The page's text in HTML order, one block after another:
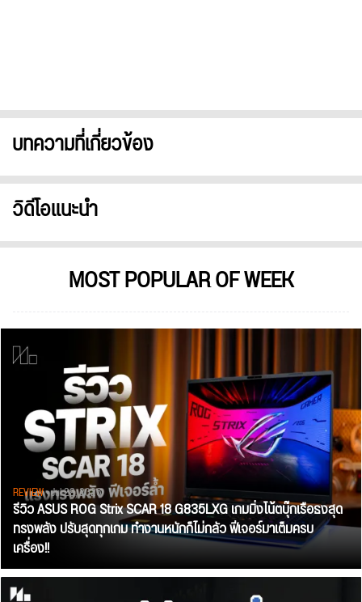
บทความที่เกี่ยวข้อง
วิดีโอแนะนำ
MOST POPULAR OF WEEK
REVIEW• Jul 28, 2026
รีวิว ASUS ROG Strix SCAR 18 G835LXG เกมมิ่งโน้ตบุ๊กเรือธงสุด
ทรงพลัง ปรับสุดทุกเกม ทำงานหนักก็ไม่กลัว ฟีเจอร์มาเต็มครบ
เครื่อง!!